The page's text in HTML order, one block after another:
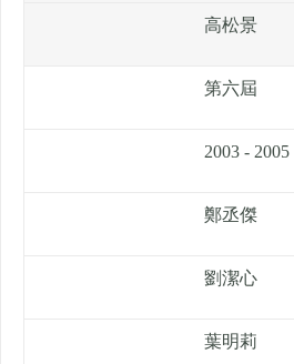
高松景
第六屆
2003 - 2005
鄭丞傑
劉潔心
葉明莉